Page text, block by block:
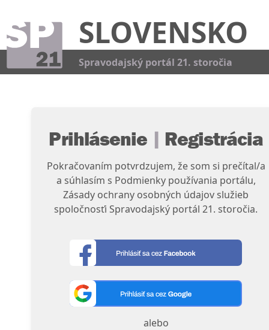
SLOVENSKO
Spravodajský portál 21. storočia
Prihlásenie | Registrácia
Pokračovaním potvrdzujem, že som si prečítal/a
a súhlasím s Podmienky používania portálu,
Zásady ochrany osobných údajov služieb
spoločnosťi Spravodajský portál 21. storočia.
alebo